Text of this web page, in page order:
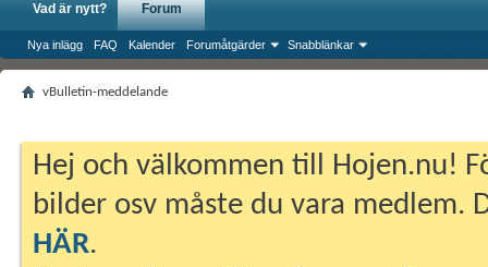
Vad är nytt? Forum
Nya inlägg FAQ Kalender Forumåtgärder Snabblänkar
vBulletin-meddelande
Hej och välkommen till Hojen.nu!
bilder osv måste du vara medlem.
HÄR.